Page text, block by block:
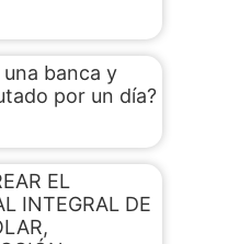
banca y
por un día?
EL
INTEGRAL DE